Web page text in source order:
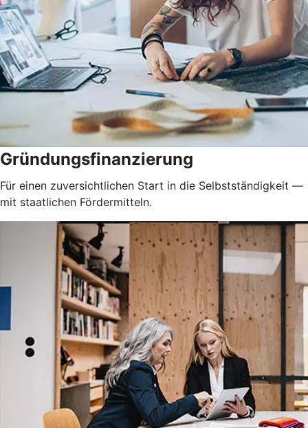
Gründungsfinanzierung
Für einen zuversichtlichen Start in die Selbstständigkeit —
mit staatlichen Fördermitteln.